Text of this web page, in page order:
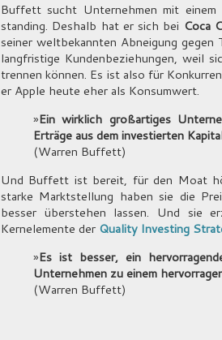
Buffett sucht Unternehmen mit einem
standing. Deshalb hat er sich bei Coca
seiner weltbekannten Abneigung
langfristige Kundenbeziehungen, weil
trennen können. Es ist also für
er Apple heute eher als Konsumwert.
»Ein wirklich großartiges
Erträge aus dem investierten
(Warren Buffett)
Und Buffett ist bereit, für den Moat
starke Marktstellung haben sie die
besser überstehen lassen. Und sie
Kernelemente der Quality Investing
»Es ist besser, ein
Unternehmen zu einem
(Warren Buffett)